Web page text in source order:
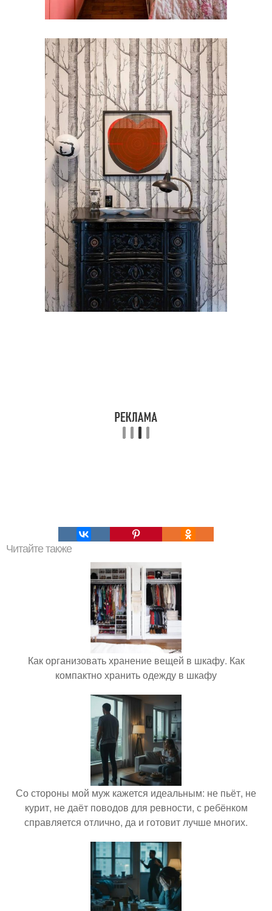
Читайте также
Как организовать хранение вещей в шкафу. Как
компактно хранить одежду в шкафу
Со стороны мой муж кажется идеальным: не пьёт, не
курит, не даёт поводов для ревности, с ребёнком
справляется отлично, да и готовит лучше многих.